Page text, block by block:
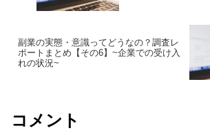
副業の実態・意識ってどうなの？調査レ
ポートまとめ【その6】~企業での受け入
れの状況~
コメント